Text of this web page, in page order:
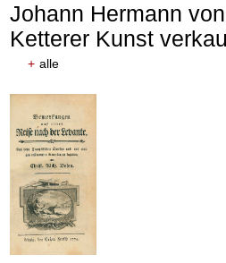
Johann Hermann
Ketterer Kunst
+ alle